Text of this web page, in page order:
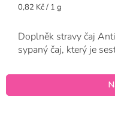
hvězdiček.
Měrná
0,82 Kč / 1 g
Doplněk stravy čaj
sypaný čaj, který je